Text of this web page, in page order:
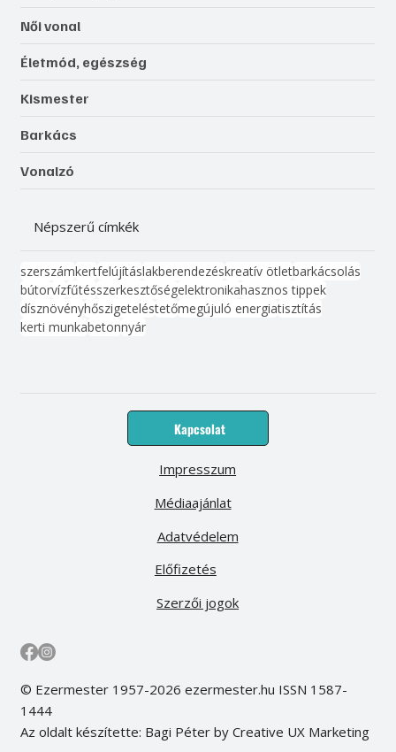
Női vonal
Életmód, egészség
Kismester
Barkács
Vonalzó
Népszerű címkék
szerszámkertfelújításlakberendezéskreatív ötletbarkácsolás
bútorvízfűtésszerkesztőségelektronikahasznos tippek
dísznövényhőszigeteléstetőmegújuló energiatisztítás
kerti munkabetonnyár
Kapcsolat
Médiaajánlat
Előfizetés
Impresszum
Adatvédelem
Szerzői jogok
© Ezermester 1957-2026 ezermester.hu ISSN 1587-
1444
Az oldalt készítette: Bagi Péter by Creative UX Marketing